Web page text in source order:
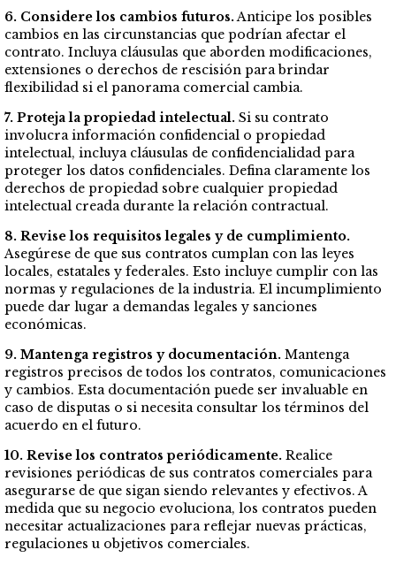
6. Considere los cambios futuros.Anticipe los posibles
cambios en las circunstancias que podrían afectar el
contrato. Incluya cláusulas que aborden modificaciones,
extensiones o derechos de rescisión para brindar
flexibilidad si el panorama comercial cambia.
7. Proteja la propiedad intelectual. Si su contrato
involucra información confidencial o propiedad
intelectual, incluya cláusulas de confidencialidad para
proteger los datos confidenciales. Defina claramente los
derechos de propiedad sobre cualquier propiedad
intelectual creada durante la relación contractual.
8. Revise los requisitos legales y de cumplimiento.
Asegúrese de que sus contratos cumplan con las leyes
locales, estatales y federales. Esto incluye cumplir con las
normas y regulaciones de la industria. El incumplimiento
puede dar lugar a demandas legales y sanciones
económicas.
9. Mantenga registros y documentación. Mantenga
registros precisos de todos los contratos, comunicaciones
y cambios. Esta documentación puede ser invaluable en
caso de disputas o si necesita consultar los términos del
acuerdo en el futuro.
10. Revise los contratos periódicamente. Realice
revisiones periódicas de sus contratos comerciales para
asegurarse de que sigan siendo relevantes y efectivos. A
medida que su negocio evoluciona, los contratos pueden
necesitar actualizaciones para reflejar nuevas prácticas,
regulaciones u objetivos comerciales.